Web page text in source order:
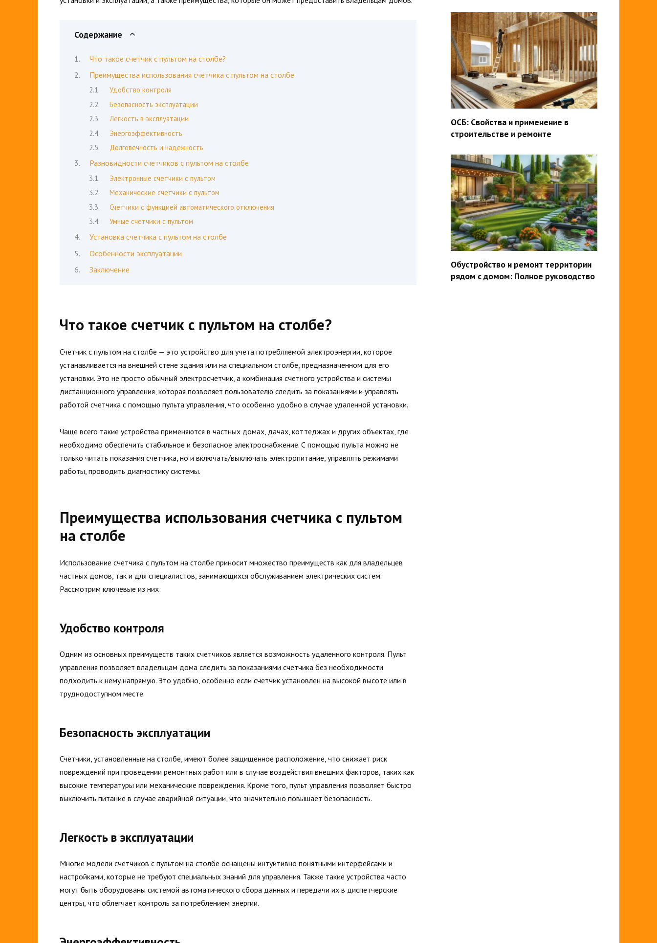
Содержание
Что такое счетчик с пультом на столбе?
Преимущества использования счетчика с пультом на столбе
Удобство контроля
Безопасность эксплуатации
Легкость в эксплуатации
Энергоэффективность
Долговечность и надежность
Разновидности счетчиков с пультом на столбе
Электронные счетчики с пультом
Механические счетчики с пультом
Счетчики с функцией автоматического отключения
Умные счетчики с пультом
Установка счетчика с пультом на столбе
Особенности эксплуатации
Заключение
Что такое счетчик с пультом на столбе?
Счетчик с пультом на столбе — это устройство для учета потребляемой электроэнергии, которое
устанавливается на внешней стене здания или на специальном столбе, предназначенном для его
установки. Это не просто обычный электросчетчик, а комбинация счетного устройства и системы
дистанционного управления, которая позволяет пользователю следить за показаниями и управлять
работой счетчика с помощью пульта управления, что особенно удобно в случае удаленной установки.
Чаще всего такие устройства применяются в частных домах, дачах, коттеджах и других объектах, где
необходимо обеспечить стабильное и безопасное электроснабжение. С помощью пульта можно не
только читать показания счетчика, но и включать/выключать электропитание, управлять режимами
работы, проводить диагностику системы.
Преимущества использования счетчика с пультом
на столбе
Использование счетчика с пультом на столбе приносит множество преимуществ как для владельцев
частных домов, так и для специалистов, занимающихся обслуживанием электрических систем.
Рассмотрим ключевые из них:
Удобство контроля
Одним из основных преимуществ таких счетчиков является возможность удаленного контроля. Пульт
управления позволяет владельцам дома следить за показаниями счетчика без необходимости
подходить к нему напрямую. Это удобно, особенно если счетчик установлен на высокой высоте или в
труднодоступном месте.
Безопасность эксплуатации
Счетчики, установленные на столбе, имеют более защищенное расположение, что снижает риск
повреждений при проведении ремонтных работ или в случае воздействия внешних факторов, таких как
высокие температуры или механические повреждения. Кроме того, пульт управления позволяет быстро
выключить питание в случае аварийной ситуации, что значительно повышает безопасность.
Легкость в эксплуатации
Многие модели счетчиков с пультом на столбе оснащены интуитивно понятными интерфейсами и
настройками, которые не требуют специальных знаний для управления. Также такие устройства часто
могут быть оборудованы системой автоматического сбора данных и передачи их в диспетчерские
центры, что облегчает контроль за потреблением энергии.
ОСБ: Свойства и применение в
строительстве и ремонте
Обустройство и ремонт территории
рядом с домом: Полное руководство